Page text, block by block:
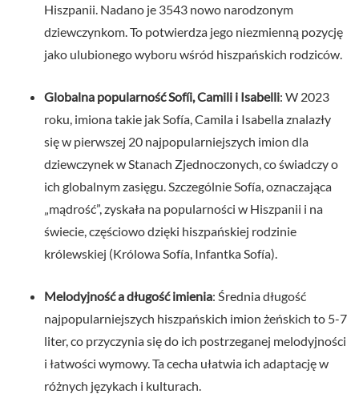
Hiszpanii. Nadano je 3543 nowo narodzonym
dziewczynkom. To potwierdza jego niezmienną pozycję
jako ulubionego wyboru wśród hiszpańskich rodziców.
Globalna popularność Sofíi, Camili i Isabelli: W 2023
roku, imiona takie jak Sofía, Camila i Isabella znalazły
się w pierwszej 20 najpopularniejszych imion dla
dziewczynek w Stanach Zjednoczonych, co świadczy o
ich globalnym zasięgu. Szczególnie Sofía, oznaczająca
„mądrość”, zyskała na popularności w Hiszpanii i na
świecie, częściowo dzięki hiszpańskiej rodzinie
królewskiej (Królowa Sofía, Infantka Sofía).
Melodyjność a długość imienia: Średnia długość
najpopularniejszych hiszpańskich imion żeńskich to 5-7
liter, co przyczynia się do ich postrzeganej melodyjności
i łatwości wymowy. Ta cecha ułatwia ich adaptację w
różnych językach i kulturach.